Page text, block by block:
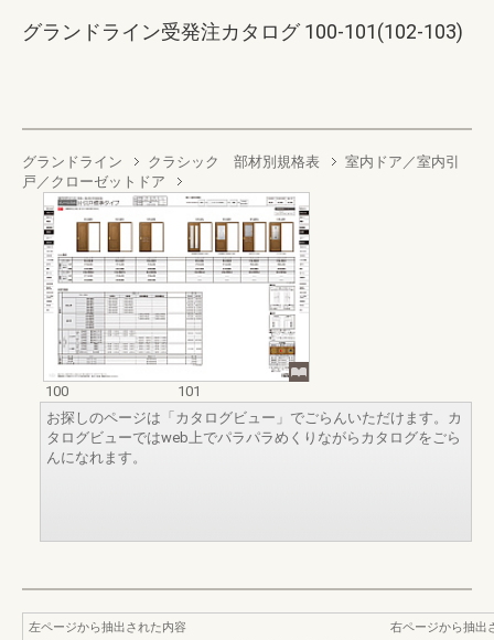
グランドライン受発注カタログ 100-101(102-103)
グランドライン クラシック 部材別規格表
室内ドア／室内引
戸／クローゼットドア
100
101
お探しのページは「カタログビュー」でごらんいただけます。カ
タログビューではweb上でパラパラめくりながらカタログをごら
んになれます。
左ページから抽出された内容
右ページから抽出